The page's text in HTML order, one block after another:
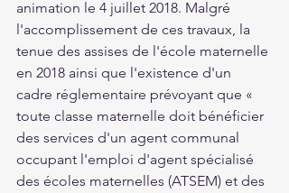
animation le 4 juillet 2018. Malgré
l'accomplissement de ces travaux, la
tenue des assises de l'école maternelle
en 2018 ainsi que l'existence d'un
cadre réglementaire prévoyant que «
toute classe maternelle doit bénéficier
des services d'un agent communal
occupant l'emploi d'agent spécialisé
des écoles maternelles (ATSEM) et des